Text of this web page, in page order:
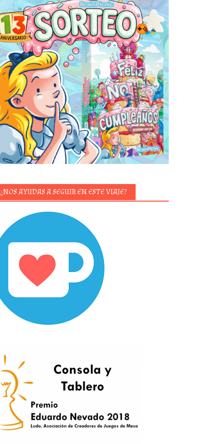
¿NOS AYUDAS A SEGUIR EN ESTE VIAJE?